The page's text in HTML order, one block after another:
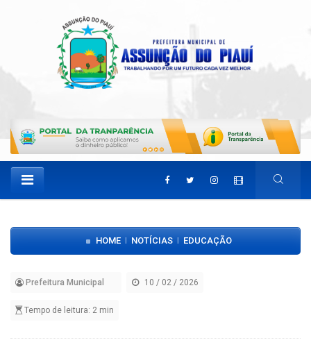
HOME NOTÍCIAS EDUCAÇÃO
Prefeitura Municipal 10 / 02 / 2026
Tempo de leitura: 2 min